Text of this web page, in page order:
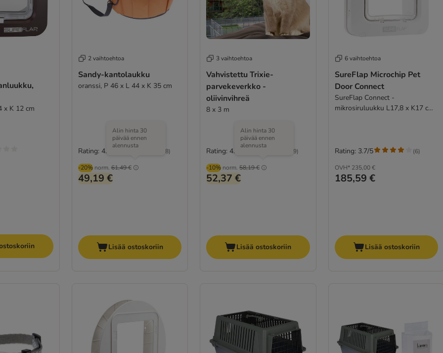
x K 12 cm
2 vaihtoehtoa
Sandy-kantolaukku
oranssi, P 46 x L 44 x K 35 cm
-20% norm. 61,49 €
Alin hinta 30
päivää ennen
alennusta
49,19 €
Rating: 4.6/5 108)
Lisää ostoskoriin
3 vaihtoehtoa
Vahvistettu Trixie-
parvekeverkko -
oliivinvihreä
8 x 3 m
-10% norm. 58,19 €
Alin hinta 30
päivää ennen
alennusta
52,37 €
Rating: 4.8/5 119)
Lisää ostoskoriin
6 vaihtoehtoa
SureFlap Microchip Pet
Door Connect
SureFlap Connect -
mikrosiruluukku L17,8 x K17 cm,
OVH* 235,00 €
185,59 €
Rating: 3.7/5 (6)
Lisää ostoskoriin